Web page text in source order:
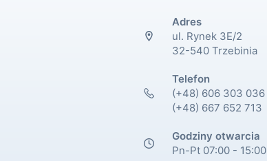
Adres
ul. Rynek 3E/2
32-540 Trzebinia
Telefon
(+48) 606 303 036
(+48) 667 652 713
Godziny otwarcia
Pn-Pt 07:00 - 15:00